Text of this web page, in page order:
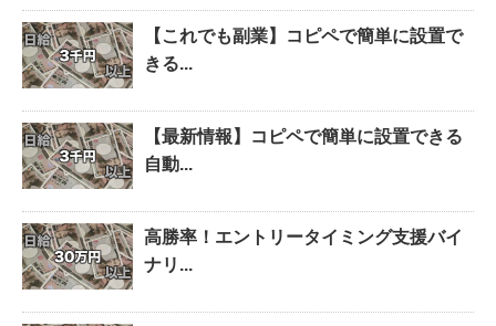
【これでも副業】コピペで簡単に設置で
きる...
【最新情報】コピペで簡単に設置できる
自動...
高勝率！エントリータイミング支援バイ
ナリ...